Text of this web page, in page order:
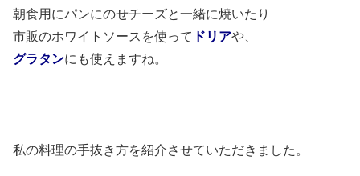
朝食用にパンにのせチーズと一緒に焼いたり
市販のホワイトソースを使って ドリアや、
グラタンにも使えますね。
私の料理の手抜き方を紹介させていただきました。